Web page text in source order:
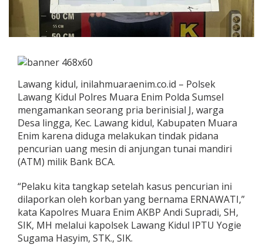
Lawang kidul, inilahmuaraenim.co.id – Polsek
Lawang Kidul Polres Muara Enim Polda Sumsel
mengamankan seorang pria berinisial J, warga
Desa lingga, Kec. Lawang kidul, Kabupaten Muara
Enim karena diduga melakukan tindak pidana
pencurian uang mesin di anjungan tunai mandiri
(ATM) milik Bank BCA.
“Pelaku kita tangkap setelah kasus pencurian ini
dilaporkan oleh korban yang bernama ERNAWATI,”
kata Kapolres Muara Enim AKBP Andi Supradi, SH,
SIK, MH melalui kapolsek Lawang Kidul IPTU Yogie
Sugama Hasyim, STK., SIK.